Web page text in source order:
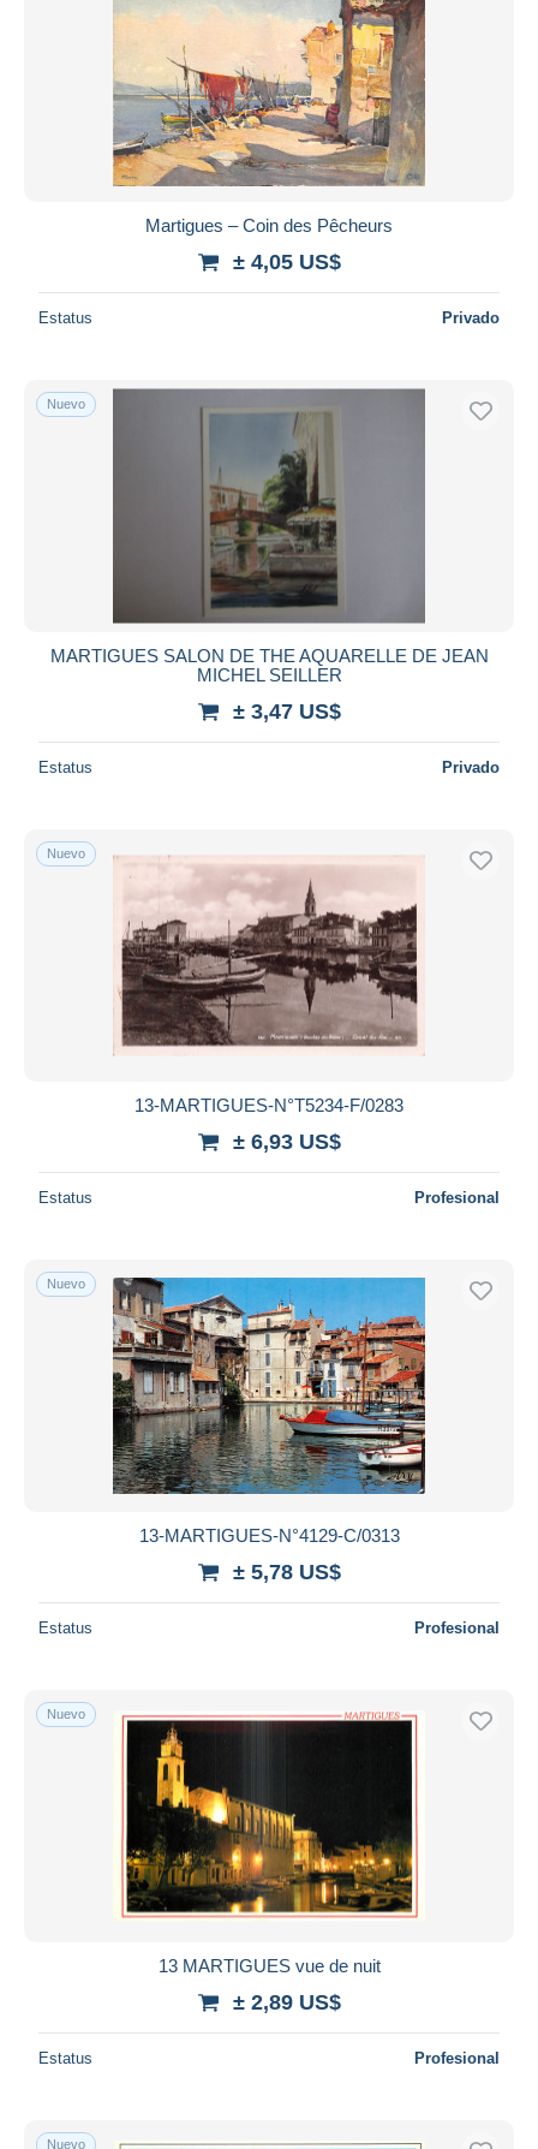
Martigues – Coin des Pêcheurs
± 4,05 US$
Estatus Privado
Nuevo
MARTIGUES SALON DE THE AQUARELLE DE JEAN
MICHEL SEILLER
± 3,47 US$
Estatus Privado
Nuevo
13-MARTIGUES-N°T5234-F/0283
± 6,93 US$
Estatus Profesional
Nuevo
13-MARTIGUES-N°4129-C/0313
± 5,78 US$
Estatus Profesional
Nuevo
13 MARTIGUES vue de nuit
± 2,89 US$
Estatus Profesional
Nuevo